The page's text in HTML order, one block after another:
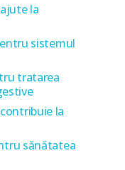
la
sistemul
tratarea
la
sănătatea